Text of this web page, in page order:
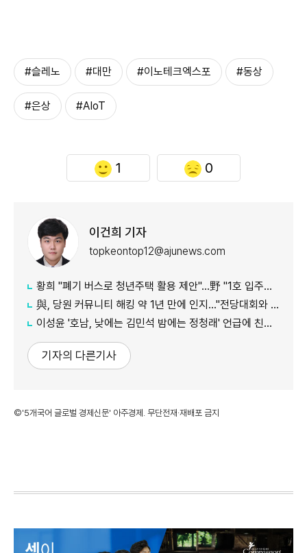
#슬레노 #대만 #이노테크엑스포 #동상
#은상 #AIoT
1 0
이건희 기자
topkeontop12@ajunews.com
황희 "폐기 버스로 청년주택 활용 제안"…野 "1호 입주하라"
與, 당원 커뮤니티 해킹 약 1년 만에 인지…"전당대회와 무관"
이성윤 '호남, 낮에는 김민석 밤에는 정청래' 언급에 친명계 반발…"한심한 수준"
기자의 다른기사
©'5개국어 글로벌 경제신문' 아주경제. 무단전재·재배포 금지